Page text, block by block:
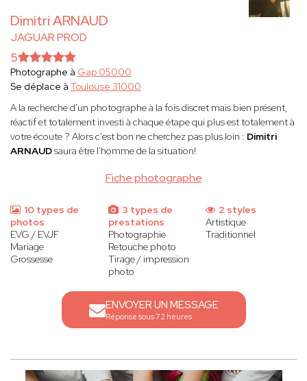
Dimitri ARNAUD
JAGUAR PROD
Fiche photographe
5
Photographe à Gap 05000
Se déplace à Toulouse 31000
A la recherche d'un photographe à la fois discret mais bien présent,
réactif et totalement investi à chaque étape qui plus est totalement à
votre écoute ? Alors c'est bon ne cherchez pas plus loin : Dimitri
ARNAUDsaura être l'homme de la situation!
10 types de
photos
EVG / EVJF
Mariage
Grossesse
3 types de
prestations
Photographie
Retouche photo
Tirage / impression
photo
2 styles
Artistique
Traditionnel
ENVOYER UN MESSAGE
Réponse sous 72 heures